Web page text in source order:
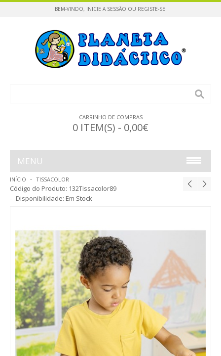
BEM-VINDO, INICIE A SESSÃO OU REGISTE-SE.
CARRINHO DE COMPRAS
0 ITEM(S) - 0,00€
MENU
INFÂNCIA
CONSTRUÇÕES / PUZZLES
EMOÇÕES / VALORES
MANIPULÁVEIS / MOTRICIDADE
LINGUAGEM / ESCRITA
MATEMÁTICA
EDUCAÇÃO INCLUSIVA
LEGO / FEBER
INÍCIO TISSACOLOR
Código do Produto: 132Tissacolor89
Disponibilidade: Em Stock